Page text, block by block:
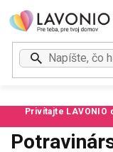
Prejsť
na
obsah
Privítajte